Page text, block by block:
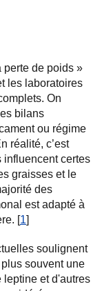
perte de poids »
les laboratoires
On
bilans
ou régime
réalité, c’est
influencent certes
graisses et le
des
est adapté à
[1]
soulignent
souvent une
leptine et d'autres